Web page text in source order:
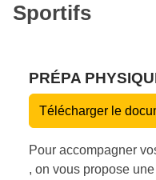
Sportifs
PRÉPA
Télécharger le
Pour accompagner
, on vous propose